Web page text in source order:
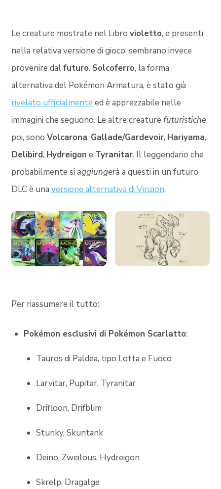
Le creature mostrate nel Libro violetto, e presenti
nella relativa versione di gioco, sembrano invece
provenire dalfuturo. Solcoferro, la forma
alternativa del Pokémon Armatura, è stato già
rivelato ufficialmente ed è apprezzabile nelle
immagini che seguono. Le altre creature futuristiche,
poi, sono Volcarona, Gallade/Gardevoir, Hariyama,
Delibird, Hydreigon e Tyranitar. Il leggendario che
probabilmente si aggiungerà a questi in un futuro
DLC è una versione alternativa di Virizion.
Per riassumere il tutto:
Pokémon esclusivi di Pokémon Scarlatto:
Tauros di Paldea, tipo Lotta e Fuoco
Larvitar, Pupitar, Tyranitar
Drifloon, Drifblim
Stunky, Skuntank
Deino, Zweilous, Hydreigon
Skrelp, Dragalge